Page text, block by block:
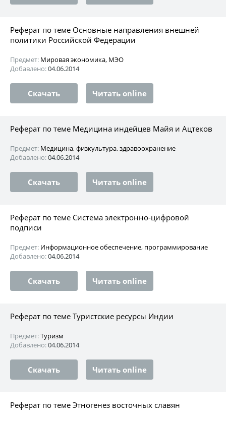
Реферат по теме Основные направления внешней
политики Российской Федерации
Предмет: Мировая экономика, МЭО
Добавлено:04.06.2014
Скачать Читать online
Реферат по теме Медицина индейцев Майя и Ацтеков
Предмет: Медицина, физкультура, здравоохранение
Добавлено:04.06.2014
Скачать Читать online
Реферат по теме Система электронно-цифровой
подписи
Предмет: Информационное обеспечение, программирование
Добавлено:04.06.2014
Скачать Читать online
Реферат по теме Туристские ресурсы Индии
Предмет:Туризм
Добавлено:04.06.2014
Скачать Читать online
Реферат по теме Этногенез восточных славян